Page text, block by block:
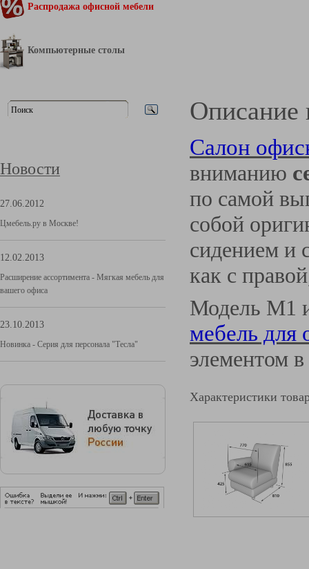
Распродажа офисной мебели
Компьютерные столы
Новости
27.06.2012
Цмебель.ру в Москве!
12.02.2013
Расширение ассортимента - Мягкая мебель для
вашего офиса
23.10.2013
Новинка - Серия для персонала "Тесла"
Описание
Салон
вниманию
по самой
собой
сидением и
как с
Модель М1
мебель для
элементом
Характеристики